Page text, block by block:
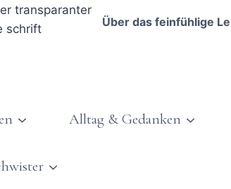
Über das feinfühlige
Alltag & Gedanken